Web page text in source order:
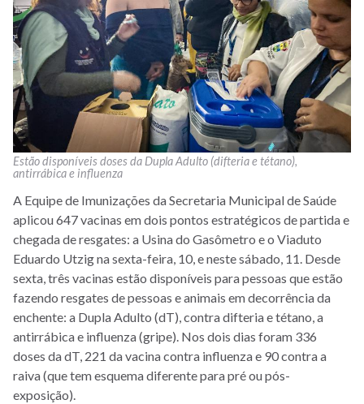
Estão disponíveis doses da Dupla Adulto (difteria e tétano),
antirrábica e influenza
A Equipe de Imunizações da Secretaria Municipal de Saúde
aplicou 647 vacinas em dois pontos estratégicos de partida e
chegada de resgates: a Usina do Gasômetro e o Viaduto
Eduardo Utzig na sexta-feira, 10, e neste sábado, 11. Desde
sexta, três vacinas estão disponíveis para pessoas que estão
fazendo resgates de pessoas e animais em decorrência da
enchente: a Dupla Adulto (dT), contra difteria e tétano, a
antirrábica e influenza (gripe). Nos dois dias foram 336
doses da dT, 221 da vacina contra influenza e 90 contra a
raiva (que tem esquema diferente para pré ou pós-
exposição).